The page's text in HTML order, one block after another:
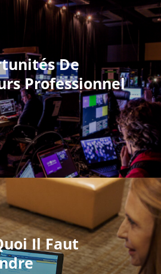
De
Professionnel
Il Faut